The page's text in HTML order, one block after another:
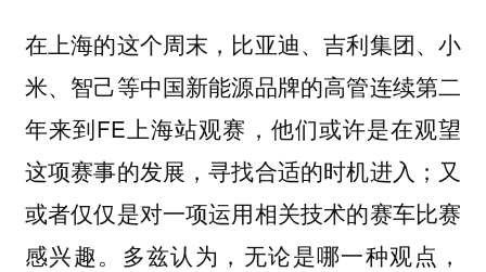
在上海的这个周末，比亚迪、吉利集团、小
米、智己等中国新能源品牌的高管连续第二
年来到FE上海站观赛，他们或许是在观望
这项赛事的发展，寻找合适的时机进入；又
或者仅仅是对一项运用相关技术的赛车比赛
感兴趣。多兹认为，无论是哪一种观点，